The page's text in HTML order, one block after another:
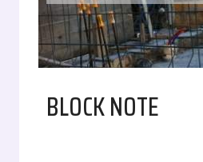
BLOCK NOTE